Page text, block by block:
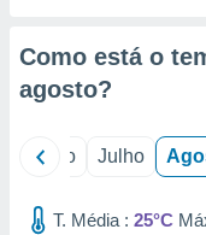
através
Como está o
agosto?
Junho Julho
T. Média : 25°C